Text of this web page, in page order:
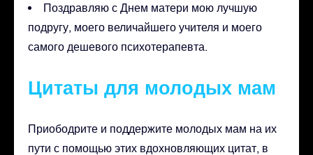
Поздравляю с Днем матери мою лучшую
подругу, моего величайшего учителя и моего
самого дешевого психотерапевта.
Цитаты для молодых мам
Приободрите и поддержите молодых мам на их
пути с помощью этих вдохновляющих цитат, в